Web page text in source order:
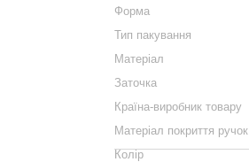
Форма
Тип пакування
Матеріал
Заточка
Країна-виробник товару
Матеріал покриття ручок
Колір